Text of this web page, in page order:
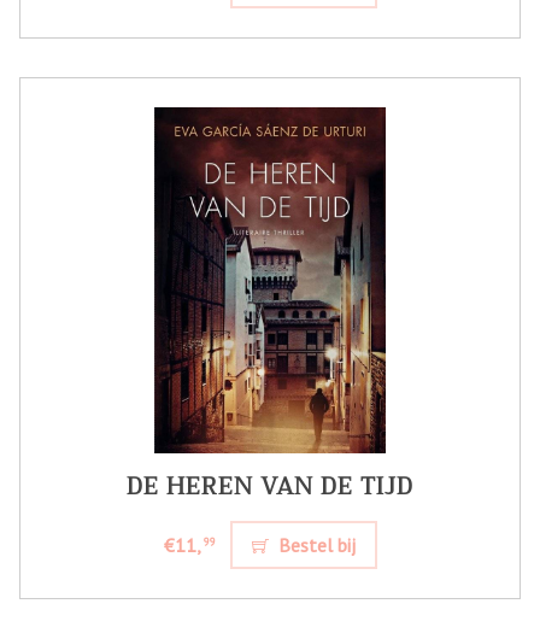
DE HEREN VAN DE TIJD
€11,99 Bestel bij